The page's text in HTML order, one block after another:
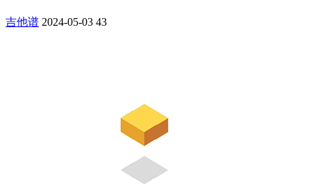
吉他谱 2024-05-03 43